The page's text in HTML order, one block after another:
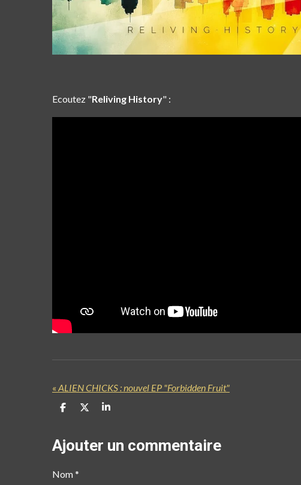
Ecoutez "Reliving History" :
« ALIEN CHICKS : nouvel EP "Forbidden Fruit"
P
t
a
r
P
t
a
P
a
Ajouter un commentaire
Nom *